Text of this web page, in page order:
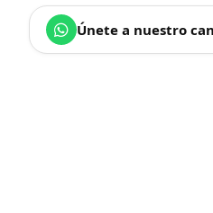
Únete a nuestro